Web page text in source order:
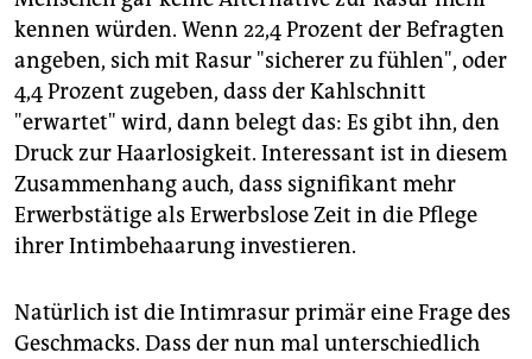
kennen würden. Wenn 22,4 Prozent der Befragten
angeben, sich mit Rasur "sicherer zu fühlen", oder
4,4 Prozent zugeben, dass der Kahlschnitt
"erwartet" wird, dann belegt das: Es gibt ihn, den
Druck zur Haarlosigkeit. Interessant ist in diesem
Zusammenhang auch, dass signifikant mehr
Erwerbstätige als Erwerbslose Zeit in die Pflege
ihrer Intimbehaarung investieren.
Natürlich ist die Intimrasur primär eine Frage des
Geschmacks. Dass der nun mal unterschiedlich